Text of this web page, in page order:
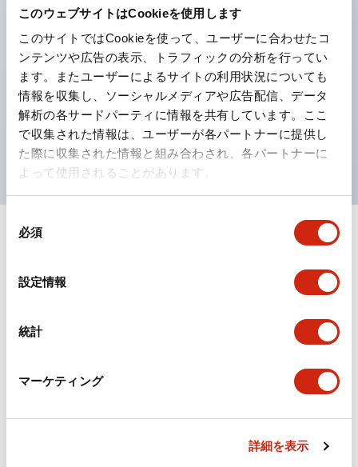
このウェブサイトはCookieを使用します
このサイトではCookieを使って、ユーザーに合わせたコ
ンテンツや広告の表示、トラフィックの分析を行ってい
ます。またユーザーによるサイトの利用状況についても
情報を収集し、ソーシャルメディアや広告配信、データ
解析の各サードパーティに情報を共有しています。ここ
で収集された情報は、ユーザーが各パートナーに提供し
た際に収集された情報と組み合わされ、各パートナーに
よって使用されることがあります。
必須
設定情報
統計
マーケティング
詳細を表示
現できるようにしました。
カラーユニバーサルデザインに対応。
表示灯（角平形）の点灯/消灯の認識および、点灯時の
ランプ色の識別（ B-190 参照）が対応。
ISO 3864-4安全色に対応。危険時や緊急事態時の色表
現がより明確・鮮明で、より多くの方が識別可能に。
仕様 すべて展開+
形状仕様
電気的仕様(照光部定格)